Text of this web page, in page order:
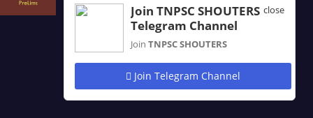
August 19, 2025 close
Join TNPSC SHOUTERS
Telegram Channel
Join TNPSC SHOUTERS
Join Telegram Channel